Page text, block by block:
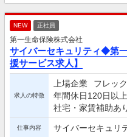
NEW 正社員
第一生命保険株式会社
サイバーセキュリティ◆第
援サービス求人】
求人の特徴
上場企業 フレッ
年間休日120日以上
社宅・家賃補助あ
仕事内容 サイバーセキュリ